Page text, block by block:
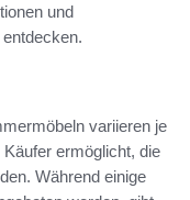
und
variieren je
ermöglicht, die
Während einige